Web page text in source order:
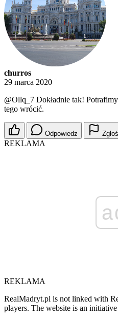
churros
29 marca 2020
@Ollq_7 Dokładnie tak!
tego wrócić.
Odpowiedz Zgłoś
REKLAMA
REKLAMA
RealMadryt.pl is not linked with
players. The website is an